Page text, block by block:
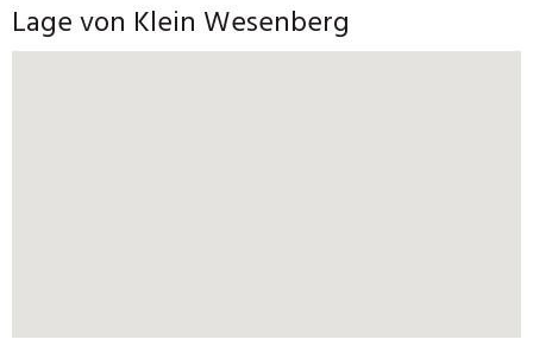
Lage von Klein Wesenberg